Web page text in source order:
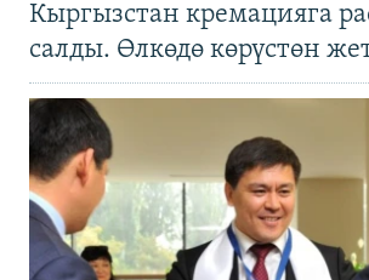
Кыргызстан кремацияга
салды. Өлкөдө көрүстөн